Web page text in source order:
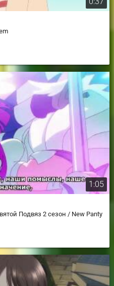
1:05
Подвяз 2 сезон / New Panty